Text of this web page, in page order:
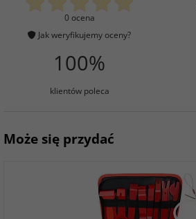
0 ocena
Jak weryfikujemy oceny?
100%
klientów poleca
Może się przydać